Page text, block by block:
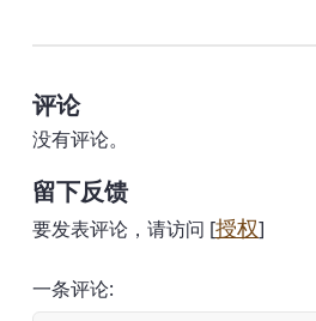
评论
没有评论。
留下反馈
要发表评论，请访问 [授权]
一条评论: